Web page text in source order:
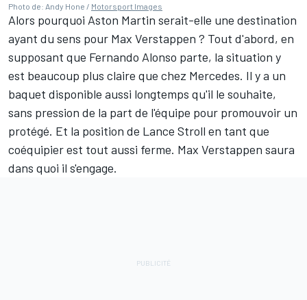
Photo de: Andy Hone / Motorsport Images
Alors pourquoi Aston Martin serait-elle une destination
ayant du sens pour Max Verstappen ? Tout d'abord, en
supposant que Fernando Alonso parte, la situation y
est beaucoup plus claire que chez Mercedes. Il y a un
baquet disponible aussi longtemps qu'il le souhaite,
sans pression de la part de l'équipe pour promouvoir un
protégé. Et la position de Lance Stroll en tant que
coéquipier est tout aussi ferme. Max Verstappen saura
dans quoi il s'engage.